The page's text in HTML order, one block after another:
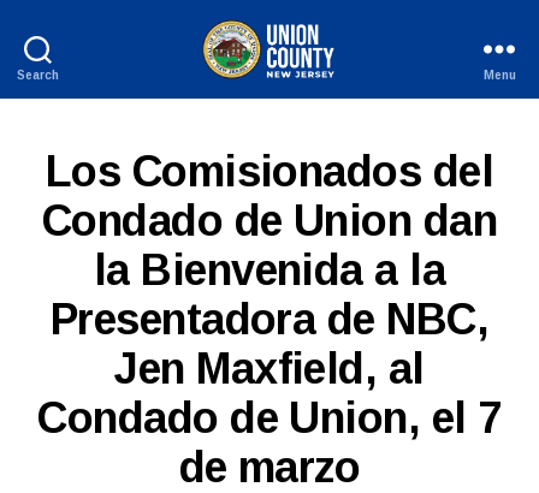
Search
New
Jersey
Menu
Categories
Los Comisionados del
Condado de Union dan
la Bienvenida a la
Presentadora de NBC,
Jen Maxfield, al
Condado de Union, el 7
de marzo
B
y
W
e
b
Si